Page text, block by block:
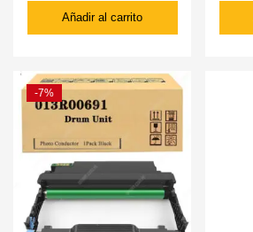
Añadir al carrito
-7%